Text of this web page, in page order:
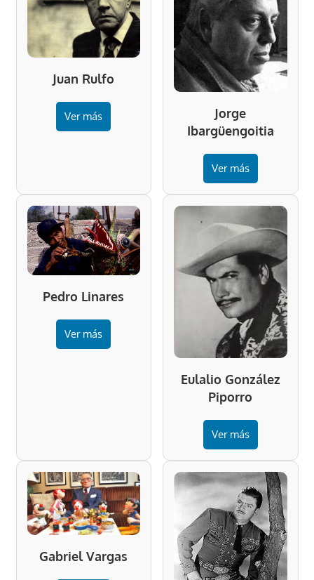
Juan Rulfo
Ver más
Jorge
Ibargüengoitia
Ver más
Pedro Linares
Ver más
Eulalio González
Piporro
Ver más
Gabriel Vargas